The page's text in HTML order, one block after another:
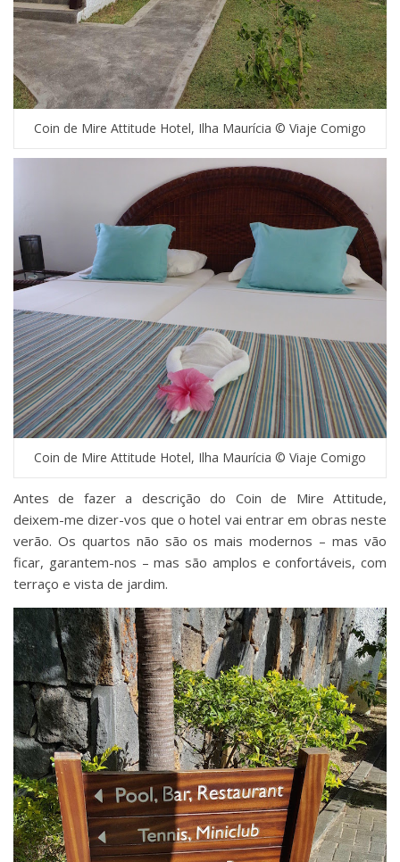
Coin de Mire Attitude Hotel, Ilha Maurícia © Viaje Comigo
Coin de Mire Attitude Hotel, Ilha Maurícia © Viaje Comigo
Antes de fazer a descrição do Coin de Mire Attitude,
deixem-me dizer-vos que o hotel vai entrar em obras neste
verão. Os quartos não são os mais modernos – mas vão
ficar, garantem-nos – mas são amplos e confortáveis, com
terraço e vista de jardim.